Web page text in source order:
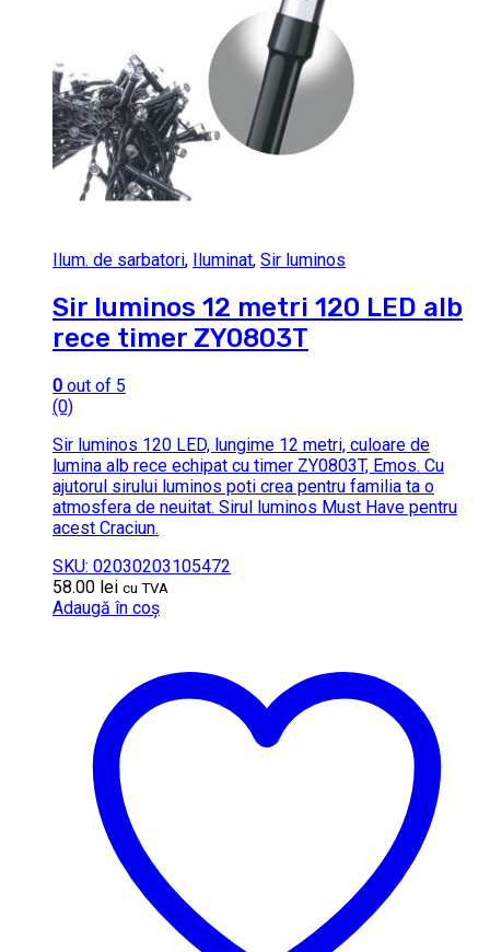
Ilum. de sarbatori, Iluminat, Sir luminos
Sir luminos 12 metri 120 LED alb
rece timer ZY0803T
0 out of 5
(0)
Sir luminos 120 LED, lungime 12 metri, culoare de
lumina alb rece echipat cu timer ZY0803T, Emos. Cu
ajutorul sirului luminos poti crea pentru familia ta o
atmosfera de neuitat. Sirul luminos Must Have pentru
acest Craciun.
SKU: 02030203105472
58.00 lei cu TVA
Adaugă în coș